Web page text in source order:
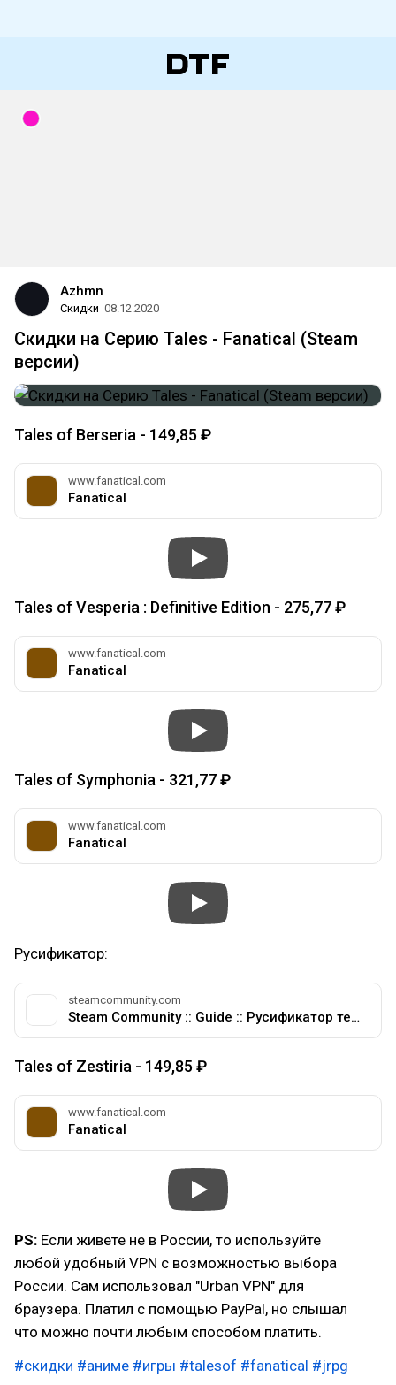
Azhmn
Скидки 08.12.2020
Скидки на Серию Tales - Fanatical (Steam
версии)
Tales of Berseria - 149,85 ₽
www.fanatical.com
Fanatical
Tales of Vesperia : Definitive Edition - 275,77 ₽
www.fanatical.com
Fanatical
Tales of Symphonia - 321,77 ₽
www.fanatical.com
Fanatical
Русификатор:
steamcommunity.com
Steam Community :: Guide :: Русификатор текста и текстур для Tales of Symphonia
Tales of Zestiria - 149,85 ₽
www.fanatical.com
Fanatical
PS: Если живете не в России, то используйте
любой удобный VPN с возможностью выбора
России. Сам использовал "Urban VPN" для
браузера. Платил с помощью PayPal, но слышал
что можно почти любым способом платить.
#скидки #аниме #игры #talesof #fanatical #jrpg